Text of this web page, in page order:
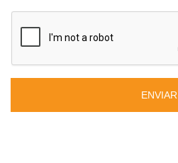
ENVIAR